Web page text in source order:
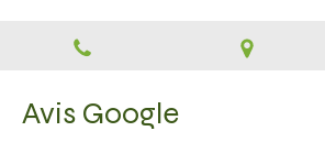
Avis Google